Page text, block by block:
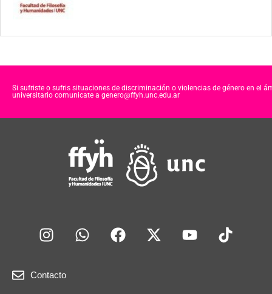
Si sufriste o sufris situaciones de discriminación o violencias de género en el
universitario comunicate a genero@ffyh.unc.edu.ar
Contacto